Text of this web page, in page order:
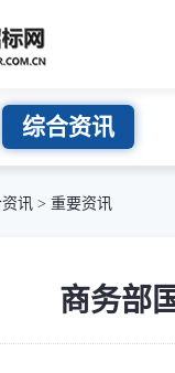
综合资讯
讯 > 重要资讯
商务部